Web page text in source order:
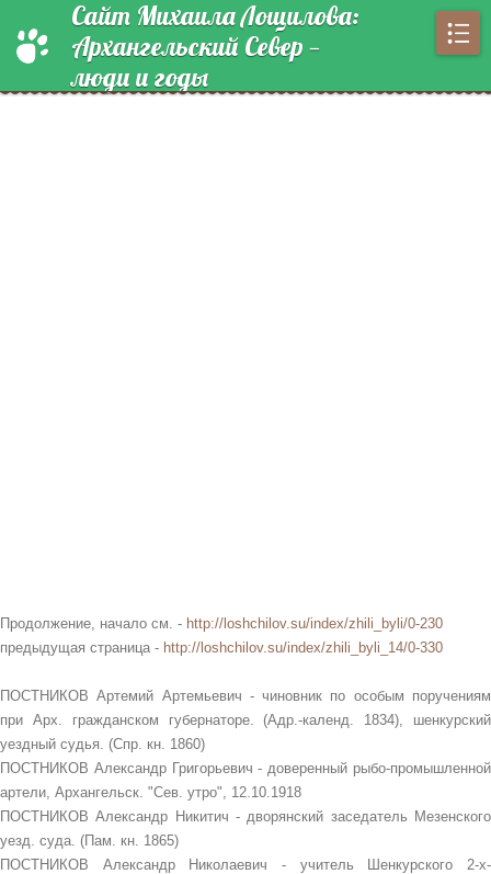
Сайт Михаила Лощилова:
Архангельский Север —
люди и годы
Продолжение, начало см. - http://loshchilov.su/index/zhili_byli/0-230
предыдущая страница - http://loshchilov.su/index/zhili_byli_14/0-330
ПОСТНИКОВ Артемий Артемьевич - чиновник по особым поручениям
при Арх. гражданском губернаторе. (Адр.-календ. 1834), шенкурский
уездный судья. (Спр. кн. 1860)
ПОСТНИКОВ Александр Григорьевич - доверенный рыбо-промышленной
артели, Архангельск. "Сев. утро", 12.10.1918
ПОСТНИКОВ Александр Никитич - дворянский заседатель Мезенского
уезд. суда. (Пам. кн. 1865)
ПОСТНИКОВ Александр Николаевич - учитель Шенкурского 2-х-